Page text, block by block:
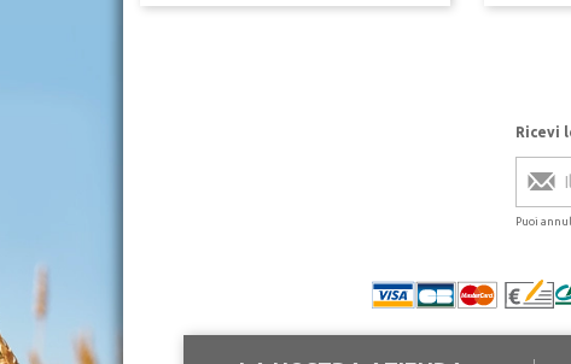
Ricevi
Puoi